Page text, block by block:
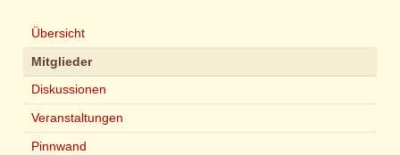
Übersicht
Mitglieder
Diskussionen
Veranstaltungen
Pinnwand